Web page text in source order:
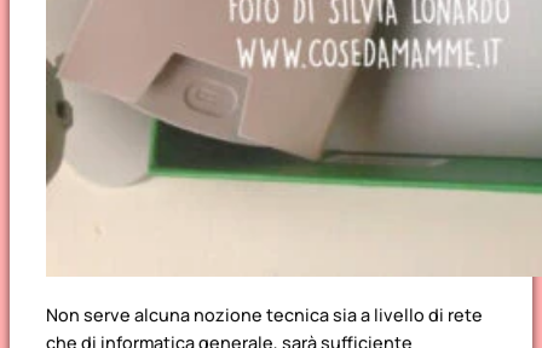
Non serve alcuna nozione tecnica sia a livello di rete
che di informatica generale, sarà sufficiente